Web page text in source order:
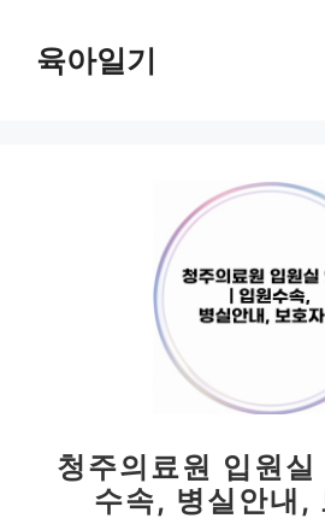
육아일기
청주의료원 입원
수속, 병실안내,